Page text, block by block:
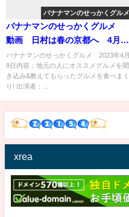
バナナマンのせっかくグルメ
バナナマンのせっかくグルメ
動画 日村は春の京都へ 4月9
日
バナナマンのせっかくグルメ 2023年4月
9日内容：地元の人にオススメグルメを聞
き込み&教えてもらったグルメを食べまく
り! 出演者：...
xrea